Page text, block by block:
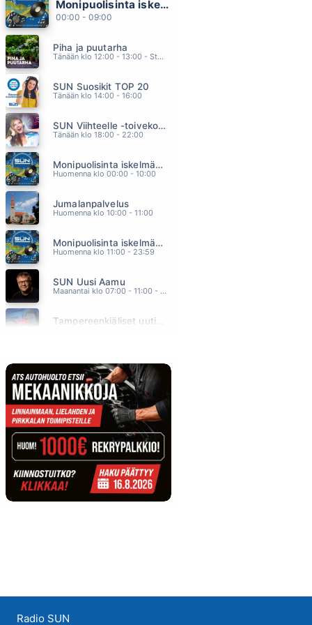
MEITÄ JYRÄTÄÄN
FRIDA
YELLOW RIVER
KYLMÄT KYYNELEET
Monipuolisinta iskelmää ja parasta poppia
00:00 - 09:00
Piha ja puutarha
Tänään klo 12:00 - 13:00 - Studiossa: Pinsiön Taimisto
SUN Suosikit TOP 20
Tänään klo 14:00 - 16:00
SUN Viihteelle -toivekonsertti
Tänään klo 18:00 - 22:00
Monipuolisinta iskelmää ja parasta poppia
Huomenna klo 00:00 - 10:00
Jumalanpalvelus
Huomenna klo 10:00 - 11:00
Monipuolisinta iskelmää ja parasta poppia
Huomenna klo 11:00 - 23:59
SUN Uusi Aamu
Maanantai klo 07:00 - 11:00 - Studiossa: Kimmo Hoivassilta
Tampereenkiäliset uutiset
Radio SUN